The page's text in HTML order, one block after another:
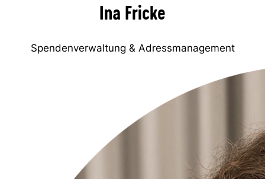
Ina Fricke
Spendenverwaltung & Adressmanagement